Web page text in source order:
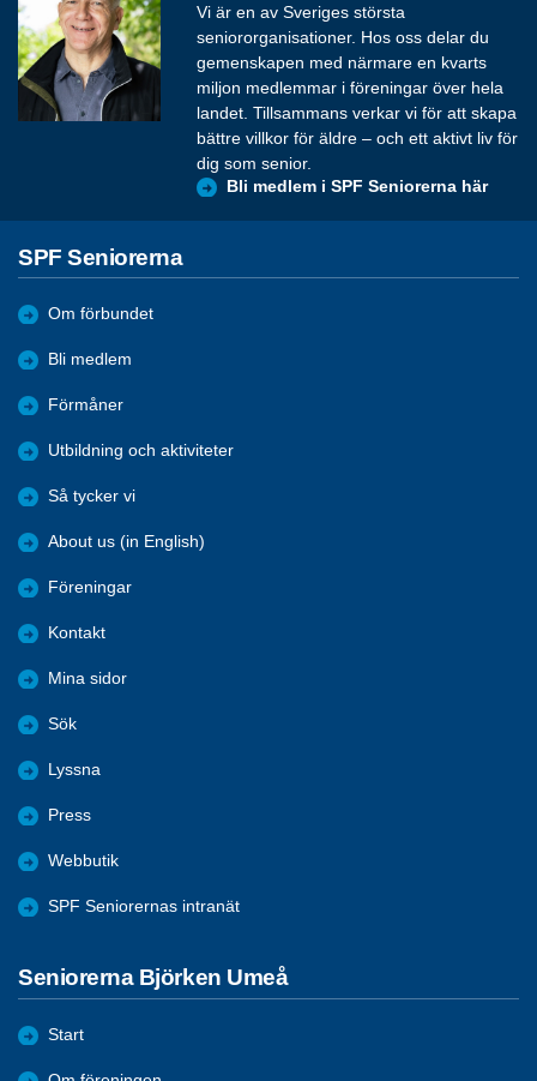
Vi är en av Sveriges största
seniororganisationer. Hos oss delar du
gemenskapen med närmare en kvarts
miljon medlemmar i föreningar över hela
landet. Tillsammans verkar vi för att skapa
bättre villkor för äldre – och ett aktivt liv för
dig som senior.
Bli medlem i SPF Seniorerna här
SPF Seniorerna
Om förbundet
Bli medlem
Förmåner
Utbildning och aktiviteter
Så tycker vi
About us (in English)
Föreningar
Kontakt
Mina sidor
Sök
Lyssna
Press
Webbutik
SPF Seniorernas intranät
Seniorerna Björken Umeå
Start